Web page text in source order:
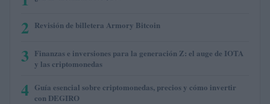
2 Revisión de billetera Armory Bitcoin
3 Finanzas e inversiones para la generación Z: el auge de IOTA
y las criptomonedas
4 Guía esencial sobre criptomonedas, precios y cómo invertir
con DEGIRO